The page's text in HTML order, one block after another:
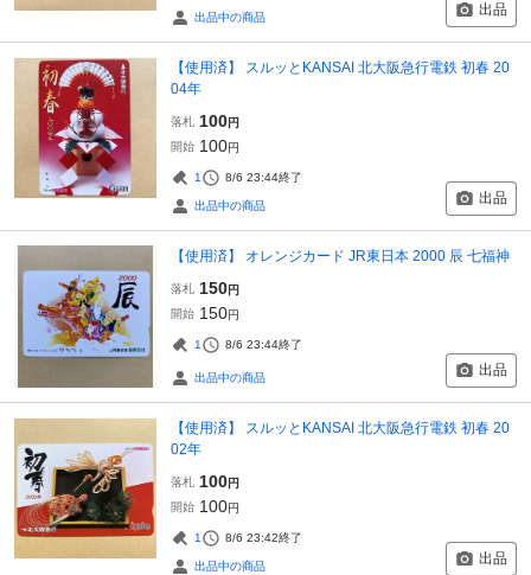
出品中の商品 出品
【使用済】 スルッとKANSAI 北大阪急行電鉄 初春 20
04年
落札 100円
開始 100円
1 8/6 23:44終了
出品中の商品 出品
【使用済】 オレンジカード JR東日本 2000 辰 七福神
落札 150円
開始 150円
1 8/6 23:44終了
出品中の商品 出品
【使用済】 スルッとKANSAI 北大阪急行電鉄 初春 20
02年
落札 100円
開始 100円
1 8/6 23:42終了
出品中の商品 出品